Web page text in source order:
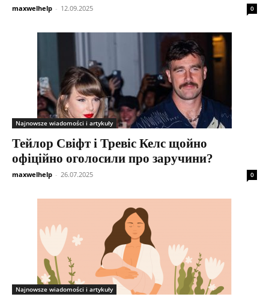
maxwelhelp - 12.09.2025 0
Najnowsze wiadomości i artykuły
Тейлор Свіфт і Тревіс Келс щойно
офіційно оголосили про заручини?
maxwelhelp - 26.07.2025 0
Najnowsze wiadomości i artykuły